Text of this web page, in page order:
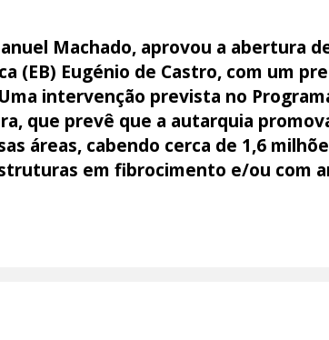
Machado, aprovou a abertura
(EB) Eugénio de Castro, com um
intervenção prevista no
que prevê que a autarquia
áreas, cabendo cerca de 1,6
em fibrocimento e/ou com